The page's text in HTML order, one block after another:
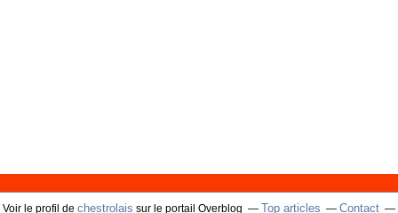
Voir le profil de chestrolais sur le portail Overblog Top articles Contact